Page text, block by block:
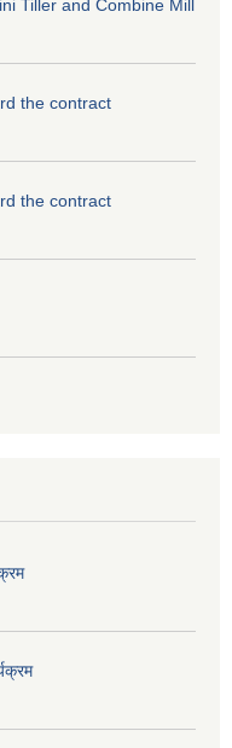
Tiller and Combine Mill
the contract
the contract